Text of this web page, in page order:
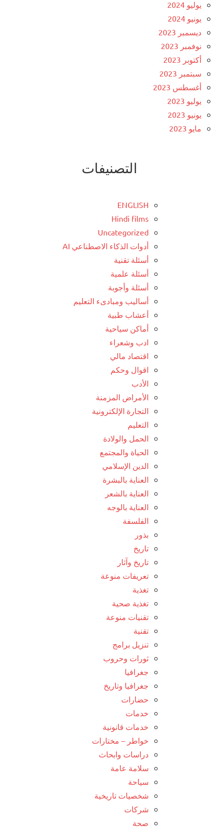
يوليو 2024
يونيو 2024
ديسمبر 2023
نوفمبر 2023
أكتوبر 2023
سبتمبر 2023
أغسطس 2023
يوليو 2023
يونيو 2023
مايو 2023
التصنيفات
ENGLISH
Hindi films
Uncategorized
أدوات الذكاء الاصطناعي AI
أسئلة تقنية
أسئلة علمية
أسئلة وأجوبة
أساليب ومبادىء التعليم
أعشاب طبية
أماكن سياحية
ادب وشعراء
اقتصاد مالي
اقوال وحكم
الأدب
الأمراض المزمنة
التجارة الإلكترونية
التعليم
الحمل والولادة
الحياة والمجتمع
الدين الإسلامي
العناية بالبشرة
العناية بالشعر
العناية بالوجه
الفلسفة
بذور
تاريخ
تاريخ وآثار
تعريفات منوعة
تغذية
تغذية صحية
تقنيات منوعة
تقنية
تنزيل برامج
ثورات وحروب
جغرافيا
جغرافيا وتاريخ
حضارات
خدمات
خدمات قانونية
خواطر – مختارات
دراسات وابحاث
سلامة عامة
سياحة
شخصيات تاريخية
شركات
صحة